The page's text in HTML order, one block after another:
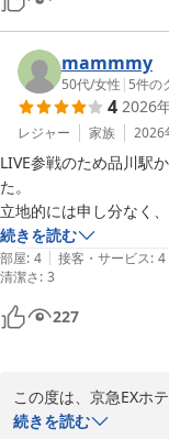
フロント
ン）
2026-05-28
mammmy
50代/女性 | 5件の
4 2026
レジャー 家族 2026
LIVE参戦のため品川駅
た。
立地的には申し分なく
駅からホテル間にコン
かないので、若干不便
ホテル内も簡易的でキ
マイナス点でした。
続きを読む
部屋: 4 | 接客・サービス: 4
清潔さ: 3
227
この度は、京急EXホ
ざいます。
続きを読む